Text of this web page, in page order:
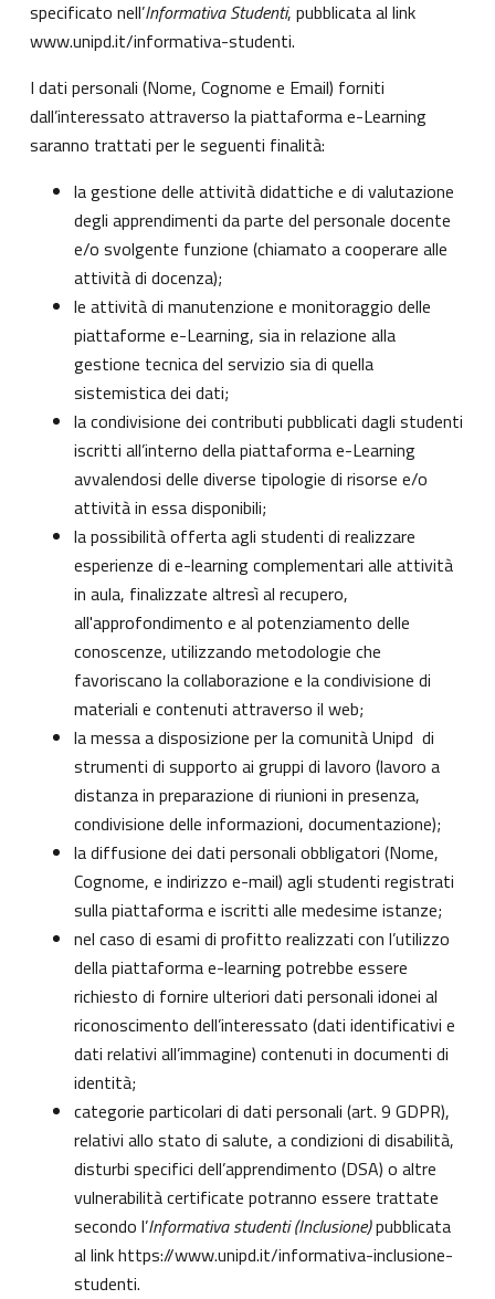
specificato nell’Informativa Studenti, pubblicata al link
www.unipd.it/informativa-studenti.
I dati personali (Nome, Cognome e Email) forniti
dall’interessato attraverso la piattaforma e-Learning
saranno trattati per le seguenti finalità:
la gestione delle attività didattiche e di valutazione
degli apprendimenti da parte del personale docente
e/o svolgente funzione (chiamato a cooperare alle
attività di docenza);
le attività di manutenzione e monitoraggio delle
piattaforme e-Learning, sia in relazione alla
gestione tecnica del servizio sia di quella
sistemistica dei dati;
la condivisione dei contributi pubblicati dagli studenti
iscritti all’interno della piattaforma e-Learning
avvalendosi delle diverse tipologie di risorse e/o
attività in essa disponibili;
la possibilità offerta agli studenti di realizzare
esperienze di e-learning complementari alle attività
in aula, finalizzate altresì al recupero,
all'approfondimento e al potenziamento delle
conoscenze, utilizzando metodologie che
favoriscano la collaborazione e la condivisione di
materiali e contenuti attraverso il web;
la messa a disposizione per la comunità Unipd di
strumenti di supporto ai gruppi di lavoro (lavoro a
distanza in preparazione di riunioni in presenza,
condivisione delle informazioni, documentazione);
la diffusione dei dati personali obbligatori (Nome,
Cognome, e indirizzo e-mail) agli studenti registrati
sulla piattaforma e iscritti alle medesime istanze;
nel caso di esami di profitto realizzati con l’utilizzo
della piattaforma e-learning potrebbe essere
richiesto di fornire ulteriori dati personali idonei al
riconoscimento dell’interessato (dati identificativi e
dati relativi all’immagine) contenuti in documenti di
identità;
categorie particolari di dati personali (art. 9 GDPR),
relativi allo stato di salute, a condizioni di disabilità,
disturbi specifici dell’apprendimento (DSA) o altre
vulnerabilità certificate potranno essere trattate
secondo l’Informativa studenti (Inclusione)pubblicata
al linkhttps://www.unipd.it/informativa-inclusione-
studenti.